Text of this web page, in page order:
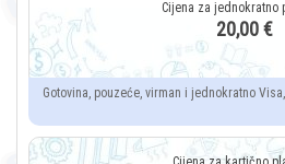
20,00 €
Gotovina, pouzeće, virman i jednokratno